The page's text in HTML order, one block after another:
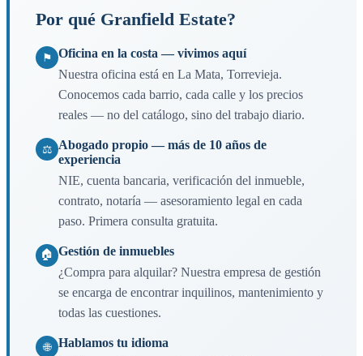
Por qué Granfield Estate?
⚑ Oficina en la costa — vivimos aquí
Nuestra oficina está en La Mata, Torrevieja.
Conocemos cada barrio, cada calle y los precios
reales — no del catálogo, sino del trabajo diario.
⚖ Abogado propio — más de 10 años de
experiencia
NIE, cuenta bancaria, verificación del inmueble,
contrato, notaría — asesoramiento legal en cada
paso. Primera consulta gratuita.
🏠 Gestión de inmuebles
¿Compra para alquilar? Nuestra empresa de gestión
se encarga de encontrar inquilinos, mantenimiento y
todas las cuestiones.
🌐
Hablamos tu idioma